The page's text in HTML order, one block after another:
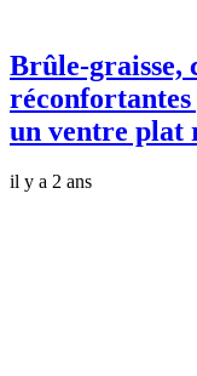
Brûle-graisse,
un ventre plat
il y a 2 ans